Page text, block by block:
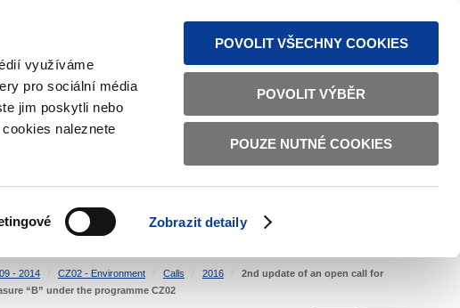
využíváme
pro sociální média
jim poskytli nebo
naleznete
Zobrazit detaily
POVOLIT VŠECHNY COOKIES
POVOLIT VÝBĚR
POUZE NUTNÉ COOKIES
TEXT VERSION ČESKY ENGLISH
HOME AFFAIRS BILATERAL RELATIONS
- 2014 CZ02 - Environment Calls 2016
2nd update of an open call for
“B” under the programme CZ02